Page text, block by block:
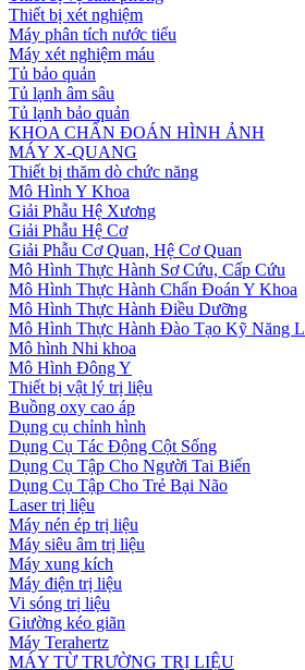
Thiết bị xét nghiệm
Máy phân tích nước tiểu
Máy xét nghiệm máu
Tủ bảo quản
Tủ lạnh âm sâu
Tủ lạnh bảo quản
KHOA CHẨN ĐOÁN HÌNH ẢNH
MÁY X-QUANG
Thiết bị thăm dò chức năng
Mô Hình Y Khoa
Giải Phẫu Hệ Xương
Giải Phẫu Hệ Cơ
Giải Phẫu Cơ Quan, Hệ Cơ Quan
Mô Hình Thực Hành Sơ Cứu, Cấp Cứu
Mô Hình Thực Hành Chẩn Đoán Y Khoa
Mô Hình Thực Hành Điều Dưỡng
Mô Hình Thực Hành Đào Tạo Kỹ Năng
Mô hình Nhi khoa
Mô Hình Đông Y
Thiết bị vật lý trị liệu
Buồng oxy cao áp
Dụng cụ chỉnh hình
Dụng Cụ Tác Động Cột Sống
Dụng Cụ Tập Cho Người Tai Biến
Dụng Cụ Tập Cho Trẻ Bại Não
Laser trị liệu
Máy nén ép trị liệu
Máy siêu âm trị liệu
Máy xung kích
Máy điện trị liệu
Vi sóng trị liệu
Giường kéo giãn
Máy Terahertz
MÁY TỪ TRƯỜNG TRỊ LIỆU